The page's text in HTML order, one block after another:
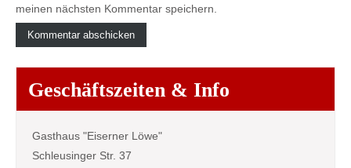
meinen nächsten Kommentar speichern.
Geschäftszeiten & Info
Gasthaus "Eiserner Löwe"
Schleusinger Str. 37